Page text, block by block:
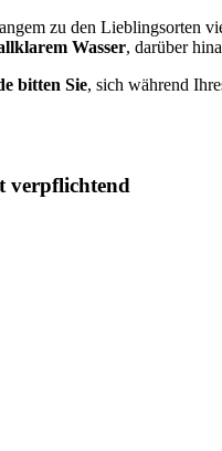
zu den Lieblingsorten
Wasser, darüber
bitten Sie, sich während
verpflichtend